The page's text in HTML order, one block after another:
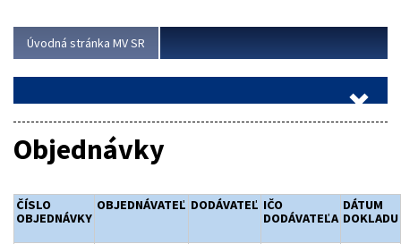
Úvodná stránka MV SR
Objednávky
ČÍSLO
OBJEDNÁVKY
OBJEDNÁVATEĽ DODÁVATEĽ IČO
DODÁVATEĽA
DÁTUM
DOKLADU